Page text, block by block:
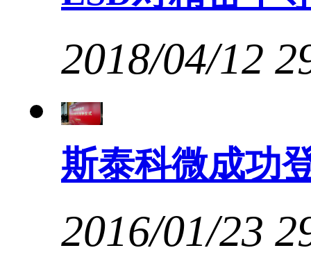
2018/04/12
斯泰科微成功
2016/01/23